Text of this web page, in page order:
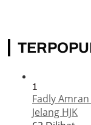
1
Fadly
Jelang HJK